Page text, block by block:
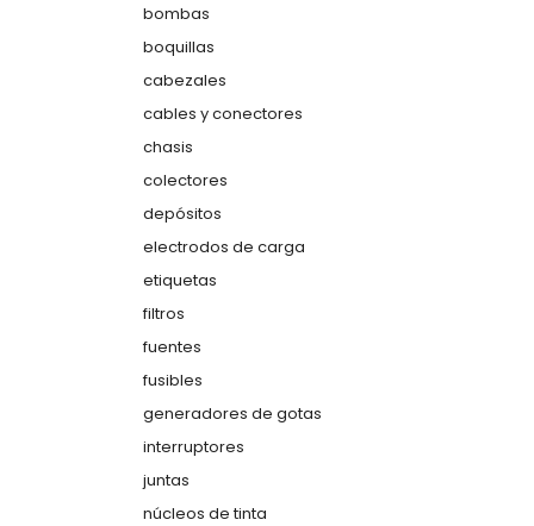
bombas
boquillas
cabezales
cables y conectores
chasis
colectores
depósitos
electrodos de carga
etiquetas
filtros
fuentes
fusibles
generadores de gotas
interruptores
juntas
núcleos de tinta